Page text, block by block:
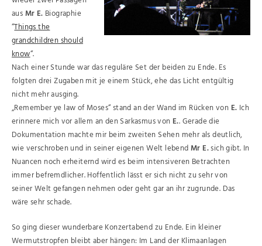
ausMr E. Biographie
“Things the
grandchildren should
know“.
Nach einer Stunde war das reguläre Set der beiden zu Ende. Es
folgten drei Zugaben mit je einem Stück, ehe das Licht entgültig
nicht mehr ausging.
„Remember ye law of Moses“ stand an der Wand im Rücken von E. Ich
erinnere mich vor allem an den Sarkasmus von E.. Gerade die
Dokumentation machte mir beim zweiten Sehen mehr als deutlich,
wie verschroben und in seiner eigenen Welt lebendMr E.sich gibt. In
Nuancen noch erheiternd wird es beim intensiveren Betrachten
immer befremdlicher. Hoffentlich lässt er sich nicht zu sehr von
seiner Welt gefangen nehmen oder geht gar an ihr zugrunde. Das
wäre sehr schade.
So ging dieser wunderbare Konzertabend zu Ende. Ein kleiner
Wermutstropfen bleibt aber hängen: Im Land der Klimaanlagen